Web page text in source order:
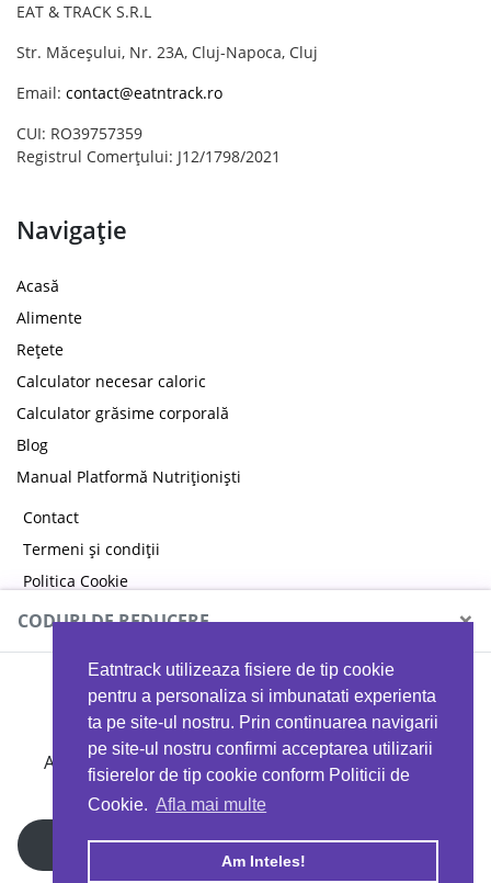
Eatntrack utilizeaza fisiere de tip cookie
pentru a personaliza si imbunatati experienta
ta pe site-ul nostru. Prin continuarea navigarii
pe site-ul nostru confirmi acceptarea utilizarii
fisierelor de tip cookie conform Politicii de
Cookie. Afla mai multe
Am Inteles!
EAT & TRACK S.R.L
Str. Măceșului, Nr. 23A, Cluj-Napoca, Cluj
Email: contact@eatntrack.ro
CUI: RO39757359
Registrul Comerțului: J12/1798/2021
Navigație
Acasă
Alimente
Rețete
Calculator necesar caloric
Calculator grăsime corporală
Blog
Manual Platformă Nutriționiști
Contact
Termeni și condiții
Politica Cookie
Politica de confidențialitate
CODURI DE REDUCERE ×
MYPROTEIN
Ai 40%reducere la orice comandă folosind codul
EATTRACK
Profită acum